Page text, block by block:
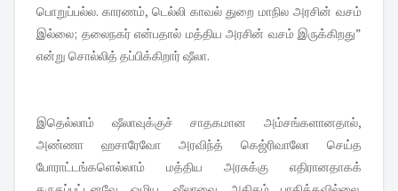
பொறுப்பல்ல. காரணம், டெல்லி காவல் துறை மாநில அரசின் வசம்
இல்லை; தலைநகர் என்பதால் மத்திய அரசின் வசம் இருக்கிறது”
என்று சொல்லித் தப்பிக்கிறார் ஷீலா.
இதெல்லாம் ஷீலாவுக்குச் சாதகமான அம்சங்களானதால்,
அண்ணா ஹசாரேவோ அரவிந்த் கெஜ்ரிவாலோ செய்த
போராட்டங்களெல்லாம் மத்திய அரசுக்கு எதிரானதாகக்